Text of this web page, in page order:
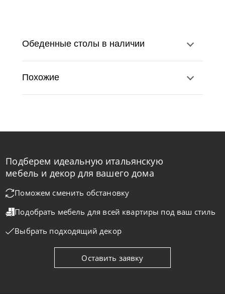
по запросу
Cattelan Italia
На заказ 45-90 дн
Обеденные столы в наличии
Похожие
Подберем идеальную итальянскую
мебель и декор для вашего дома
Поможем сменить обстановку
Подобрать мебель для всей квартиры под ваш стиль
Выбрать подходящий декор
Оставить заявку